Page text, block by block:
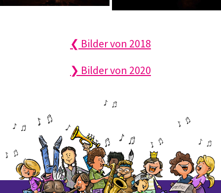
❮ Bilder von 2018
❯ Bilder von 2020